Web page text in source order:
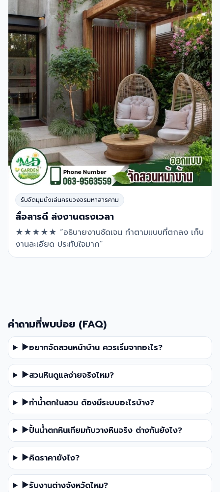
รับจัดมุมนั่งเล่นครบวงจรมหาสารคาม
สื่อสารดี ส่งงานตรงเวลา
★★★★★ “อธิบายงานชัดเจน ทำตามแบบที่ตกลง เก็บ
งานละเอียด ประทับใจมาก”
คำถามที่พบบ่อย (FAQ)
▶อยากจัดสวนหน้าบ้าน ควรเริ่มจากอะไร?
▶สวนหินดูแลง่ายจริงไหม?
▶ทำน้ำตกในสวน ต้องมีระบบอะไรบ้าง?
▶ปั้นน้ำตกหินเทียมกับวางหินจริง ต่างกันยังไง?
▶คิดราคายังไง?
▶รับงานต่างจังหวัดไหม?